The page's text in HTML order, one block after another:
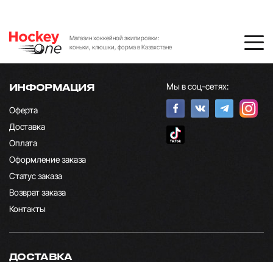
Магазин хоккейной экипировки:
коньки, клюшки, форма в Казахстане
ИНФОРМАЦИЯ
Оферта
Доставка
Оплата
Оформление заказа
Статус заказа
Возврат заказа
Контакты
Мы в соц-сетях:
ДОСТАВКА